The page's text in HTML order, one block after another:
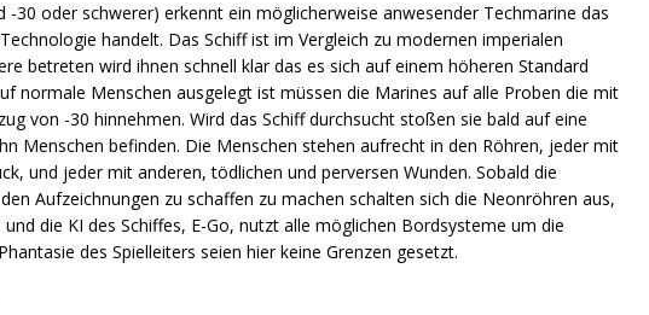
-30 oder schwerer) erkennt ein möglicherweise anwesender Techmarine das
handelt. Das Schiff ist im Vergleich zu modernen imperialen
betreten wird ihnen schnell klar das es sich auf einem höheren Standard
normale Menschen ausgelegt ist müssen die Marines auf alle Proben die mit
von -30 hinnehmen. Wird das Schiff durchsucht stoßen sie bald auf eine
Menschen befinden. Die Menschen stehen aufrecht in den Röhren, jeder mit
und jeder mit anderen, tödlichen und perversen Wunden. Sobald die
Aufzeichnungen zu schaffen zu machen schalten sich die Neonröhren aus,
die KI des Schiffes, E-Go, nutzt alle möglichen Bordsysteme um die
des Spielleiters seien hier keine Grenzen gesetzt.